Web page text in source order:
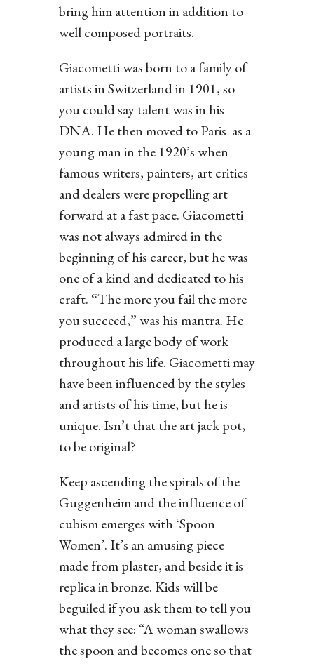
bring him attention in addition to
well composed portraits.
Giacometti was born to a family of
artists in Switzerland in 1901, so
you could say talent was in his
DNA. He then moved to Paris as a
young man in the 1920’s when
famous writers, painters, art critics
and dealers were propelling art
forward at a fast pace. Giacometti
was not always admired in the
beginning of his career, but he was
one of a kind and dedicated to his
craft. “The more you fail the more
you succeed,” was his mantra. He
produced a large body of work
throughout his life. Giacometti may
have been influenced by the styles
and artists of his time, but he is
unique. Isn’t that the art jack pot,
to be original?
Keep ascending the spirals of the
Guggenheim and the influence of
cubism emerges with ‘Spoon
Women’. It’s an amusing piece
made from plaster, and beside it is
replica in bronze. Kids will be
beguiled if you ask them to tell you
what they see: “A woman swallows
the spoon and becomes one so that